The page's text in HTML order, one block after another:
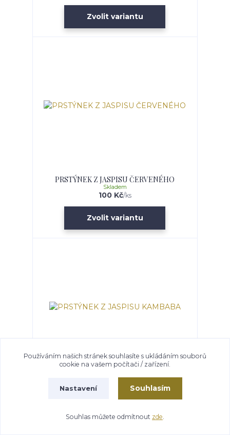
Zvolit variantu
PRSTÝNEK Z JASPISU ČERVENÉHO
100 Kč/ks
Skladem
Zvolit variantu
PRSTÝNEK Z JASPISU KAMBABA
Zvolit variantu
Používáním našich stránek souhlasíte s ukládáním souborů
cookie na vašem počítači / zařízení.
Nastavení Souhlasím
Souhlas můžete odmítnout zde